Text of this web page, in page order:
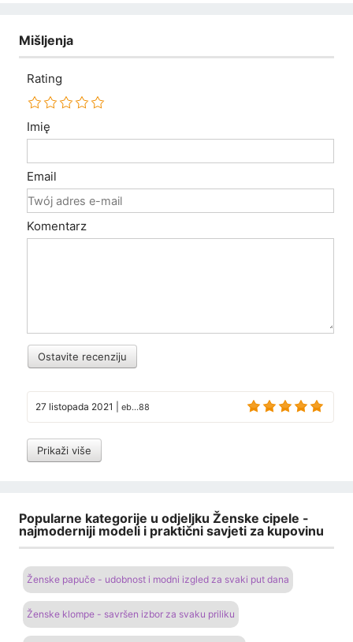
Mišljenja
Rating
Imię
Email
Komentarz
Ostavite recenziju
27 listopada 2021 eb...88
Prikaži više
Popularne kategorije u odjeljku Ženske cipele -
najmoderniji modeli i praktični savjeti za kupovinu
Ženske papuče - udobnost i modni izgled za svaki put dana
Ženske klompe - savršen izbor za svaku priliku